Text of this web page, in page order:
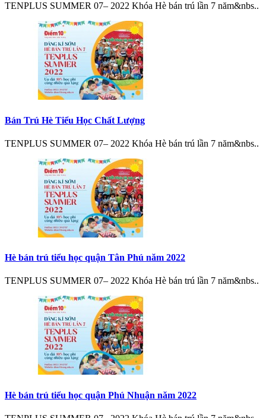
TENPLUS SUMMER 07– 2022 Khóa Hè bán trú lần 7 năm&nbs..
Bán Trú Hè Tiểu Học Chất Lượng
TENPLUS SUMMER 07– 2022 Khóa Hè bán trú lần 7 năm&nbs..
Hè bán trú tiểu học quận Tân Phú năm 2022
TENPLUS SUMMER 07– 2022 Khóa Hè bán trú lần 7 năm&nbs..
Hè bán trú tiểu học quận Phú Nhuận năm 2022